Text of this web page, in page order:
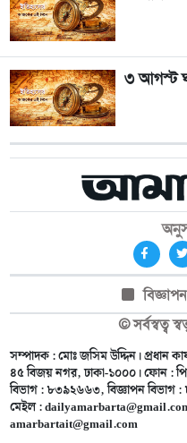
৩ আগস্ট
বিজ্ঞাপন
© সর্বস্বত্ব
সম্পাদক : মোঃ জসিম উদ্দিন। প্রধান
৪৫ বিজয় নগর, ঢাকা-১০০০। ফোন :
বিভাগ : ৮৩৯২৬৬৩, বিজ্ঞাপন
মেইল :
amarbartait@gmail.com